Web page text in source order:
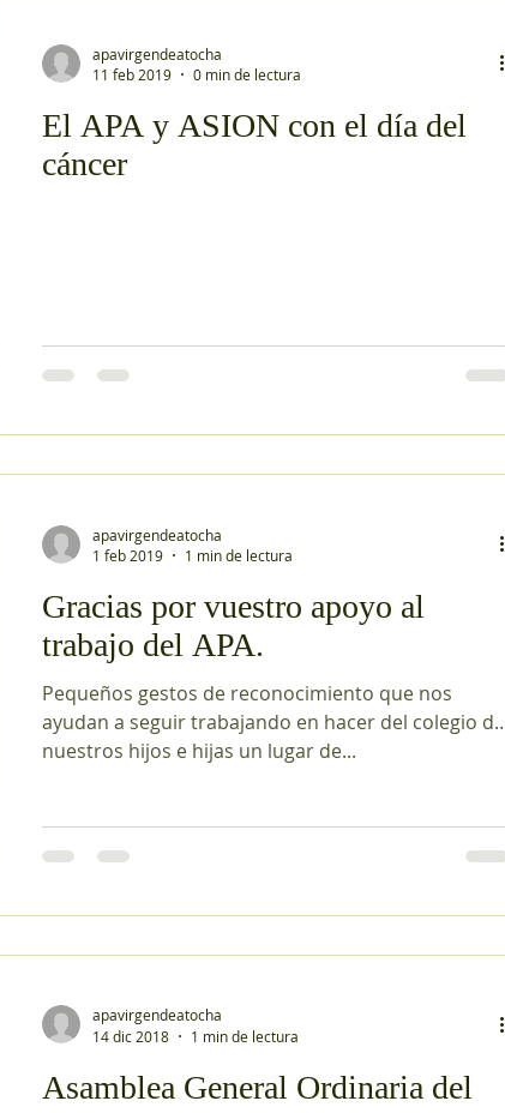
apavirgendeatocha
11 feb 2019
0 min de lectura
El APA y ASION con el día del
cáncer
apavirgendeatocha
1 feb 2019
1 min de lectura
Gracias por vuestro apoyo al
trabajo del APA.
Pequeños gestos de reconocimiento que nos
ayudan a seguir trabajando en hacer del colegio de
nuestros hijos e hijas un lugar de...
apavirgendeatocha
14 dic 2018
1 min de lectura
Asamblea General Ordinaria del